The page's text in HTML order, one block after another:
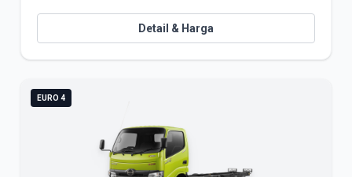
Detail & Harga
EURO 4